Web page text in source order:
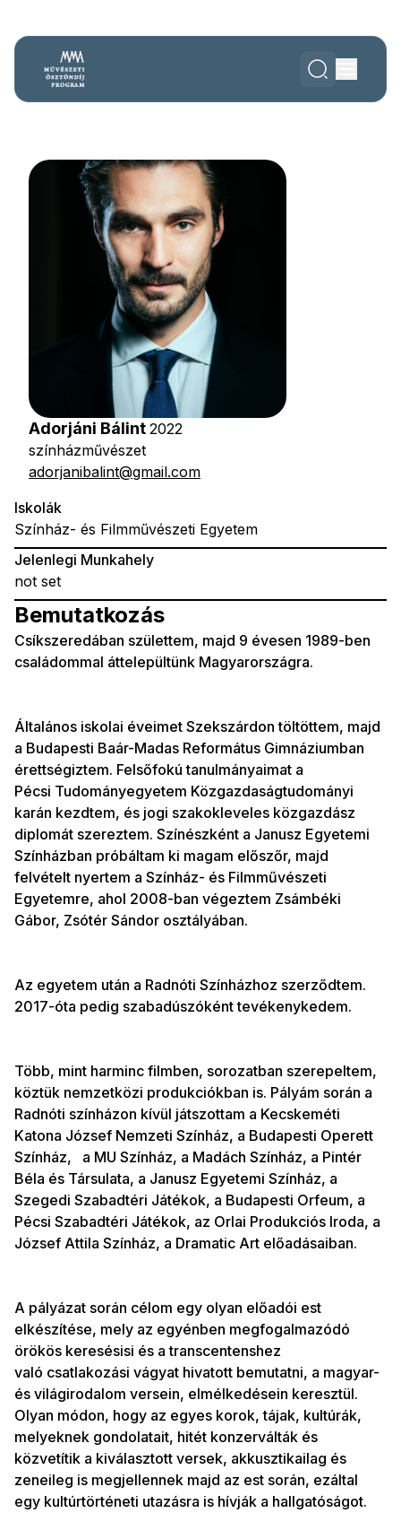
Adorjáni Bálint 2022
színházművészet
adorjanibalint@gmail.com
Bemutatkozás
Csíkszeredában születtem, majd 9 évesen 1989-ben
családommal áttelepültünk Magyarországra.
Általános iskolai éveimet Szekszárdon töltöttem, majd
a Budapesti Baár-Madas Református Gimnáziumban
érettségiztem. Felsőfokú tanulmányaimat a
Pécsi Tudományegyetem Közgazdaságtudományi
karán kezdtem, és jogi szakokleveles közgazdász
diplomát szereztem. Színészként a Janusz Egyetemi
Színházban próbáltam ki magam előszőr, majd
felvételt nyertem a Színház- és Filmművészeti
Egyetemre, ahol 2008-ban végeztem Zsámbéki
Gábor, Zsótér Sándor osztályában.
Az egyetem után a Radnóti Színházhoz szerződtem.
2017-óta pedig szabadúszóként tevékenykedem.
Több, mint harminc filmben, sorozatban szerepeltem,
köztük nemzetközi produkciókban is. Pályám során a
Radnóti színházon kívül játszottam a Kecskeméti
Katona József Nemzeti Színház, a Budapesti Operett
Színház, a MU Színház, a Madách Színház, a Pintér
Béla és Társulata, a Janusz Egyetemi Színház, a
Szegedi Szabadtéri Játékok, a Budapesti Orfeum, a
Pécsi Szabadtéri Játékok, az Orlai Produkciós Iroda, a
József Attila Színház, a Dramatic Art előadásaiban.
A pályázat során célom egy olyan előadói est
elkészítése, mely az egyénben megfogalmazódó
örökös keresésisi és a transcentenshez
való csatlakozási vágyat hivatott bemutatni, a magyar-
és világirodalom versein, elmélkedésein keresztül.
Olyan módon, hogy az egyes korok, tájak, kultúrák,
melyeknek gondolatait, hitét konzerválták és
közvetítik a kiválasztott versek, akkusztikailag és
zeneileg is megjellennek majd az est során, ezáltal
egy kultúrtörténeti utazásra is hívják a hallgatóságot.
Iskolák
Színház- és Filmművészeti Egyetem
Jelenlegi Munkahely
not set